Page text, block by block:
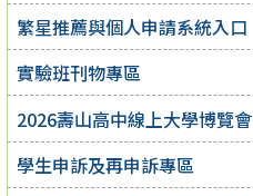
繁星推薦與個人申請系統入口
實驗班刊物專區
2026壽山高中線上大學博覽會
學生申訴及再申訴專區